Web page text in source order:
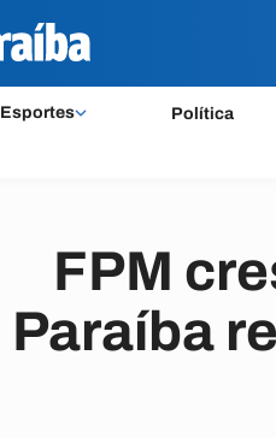
Esportes Política
FPM
Paraíba